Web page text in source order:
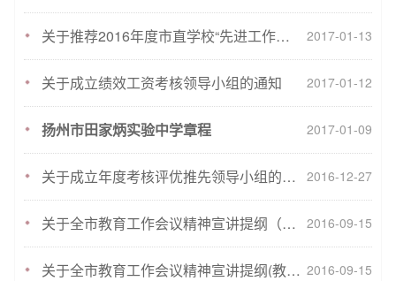
关于推荐2016年度市直学校“先进工作者”的公示 2017-01-13
关于成立绩效工资考核领导小组的通知 2017-01-12
扬州市田家炳实验中学章程 2017-01-09
关于成立年度考核评优推先领导小组的通知 2016-12-27
关于全市教育工作会议精神宣讲提纲（学生及家长版） 2016-09-15
关于全市教育工作会议精神宣讲提纲(教师版) 2016-09-15